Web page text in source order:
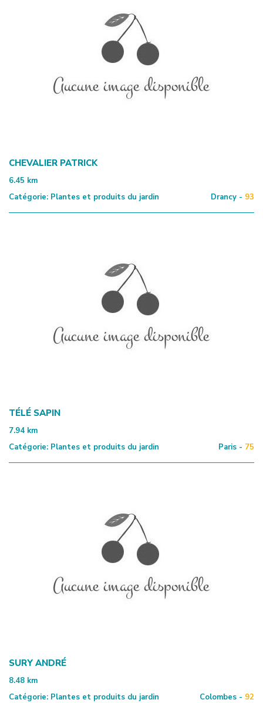
CHEVALIER PATRICK
6.45 km
Catégorie: Plantes et produits du jardin Drancy - 93
TÉLÉ SAPIN
7.94 km
Catégorie: Plantes et produits du jardin Paris - 75
SURY ANDRÉ
8.48 km
Catégorie: Plantes et produits du jardin Colombes - 92